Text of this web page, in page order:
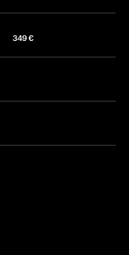
349 €